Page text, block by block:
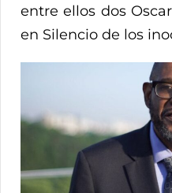
entre ellos dos
en Silencio de los